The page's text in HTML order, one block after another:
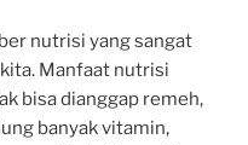
nutrisi yang sangat
Manfaat nutrisi
bisa dianggap remeh,
banyak vitamin,